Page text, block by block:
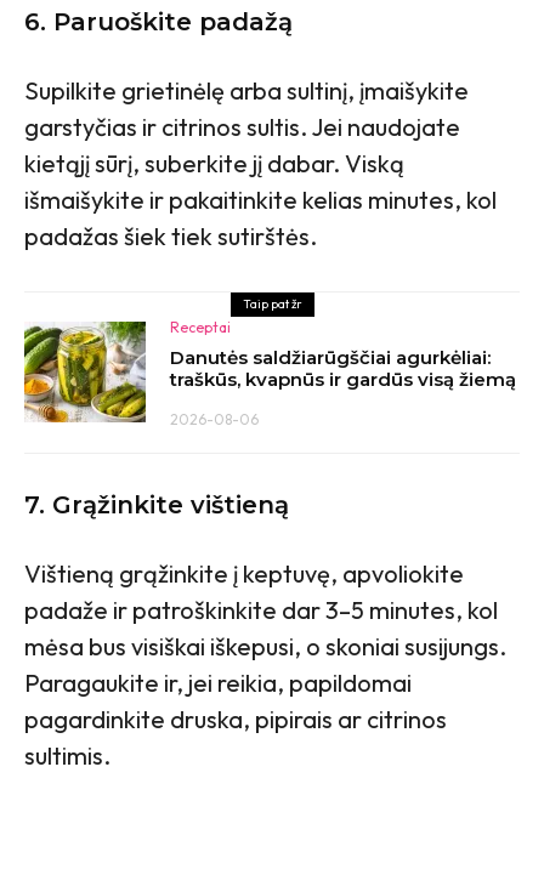
6. Paruoškite padažą
Supilkite grietinėlę arba sultinį, įmaišykite
garstyčias ir citrinos sultis. Jei naudojate
kietąjį sūrį, suberkite jį dabar. Viską
išmaišykite ir pakaitinkite kelias minutes, kol
padažas šiek tiek sutirštės.
Taip pat žr
Receptai
Danutės saldžiarūgščiai agurkėliai:
traškūs, kvapnūs ir gardūs visą žiemą
2026-08-06
7. Grąžinkite vištieną
Vištieną grąžinkite į keptuvę, apvoliokite
padaže ir patroškinkite dar 3–5 minutes, kol
mėsa bus visiškai iškepusi, o skoniai susijungs.
Paragaukite ir, jei reikia, papildomai
pagardinkite druska, pipirais ar citrinos
sultimis.